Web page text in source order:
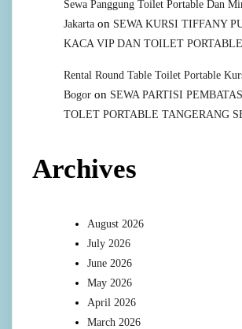
Sewa Panggung Toilet Portable Dan
Jakarta on SEWA KURSI TIFFANY
KACA VIP DAN TOILET
Rental Round Table Toilet Portable
Bogor on SEWA PARTISI
TOLET PORTABLE TANGERANG
Archives
August 2026
July 2026
June 2026
May 2026
April 2026
March 2026